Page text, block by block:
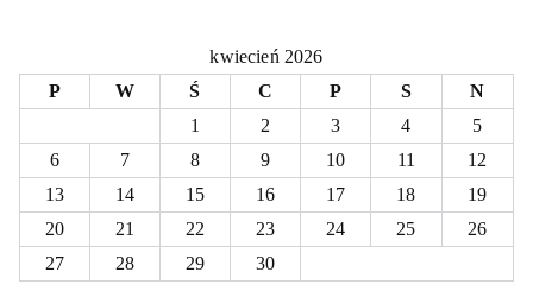
kwiecień 2026
P
W Ś C P S
N
1
2 3 4
5
6
7 8 9 10 11
12
13
14 15 16 17 18
19
20
21 22 23 24 25
26
27
28 29 30